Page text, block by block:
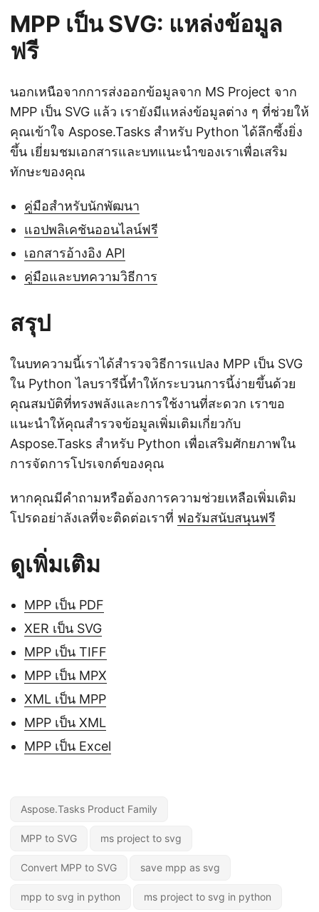
MPP เป็น SVG: แหล่งข้อมูล
ฟรี
นอกเหนือจากการส่งออกข้อมูลจาก MS Project จาก
MPP เป็น SVG แล้ว เรายังมีแหล่งข้อมูลต่าง ๆ ที่ช่วยให้
คุณเข้าใจ Aspose.Tasks สำหรับ Python ได้ลึกซึ้งยิ่ง
ขึ้น เยี่ยมชมเอกสารและบทแนะนำของเราเพื่อเสริม
ทักษะของคุณ
คู่มือสำหรับนักพัฒนา
แอปพลิเคชันออนไลน์ฟรี
เอกสารอ้างอิง API
คู่มือและบทความวิธีการ
สรุป
ในบทความนี้เราได้สำรวจวิธีการแปลง MPP เป็น SVG
ใน Python ไลบรารีนี้ทำให้กระบวนการนี้ง่ายขึ้นด้วย
คุณสมบัติที่ทรงพลังและการใช้งานที่สะดวก เราขอ
แนะนำให้คุณสำรวจข้อมูลเพิ่มเติมเกี่ยวกับ
Aspose.Tasks สำหรับ Python เพื่อเสริมศักยภาพใน
การจัดการโปรเจกต์ของคุณ
หากคุณมีคำถามหรือต้องการความช่วยเหลือเพิ่มเติม
โปรดอย่าลังเลที่จะติดต่อเราที่ ฟอรัมสนับสนุนฟรี
ดูเพิ่มเติม
MPP เป็น PDF
XER เป็น SVG
MPP เป็น TIFF
MPP เป็น MPX
XML เป็น MPP
MPP เป็น XML
MPP เป็น Excel
Aspose.Tasks Product Family
MPP to SVG ms project to svg
Convert MPP to SVG save mpp as svg
mpp to svg in python ms project to svg in python